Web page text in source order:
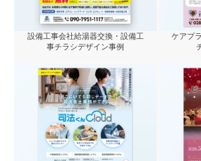
設備工事会社給湯器交換・設備工
事チラシデザイン事例
ケアプ